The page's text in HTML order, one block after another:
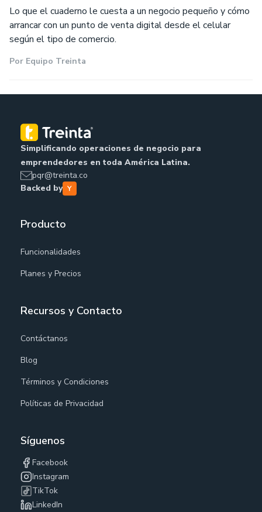
Lo que el cuaderno le cuesta a un negocio pequeño y cómo
arrancar con un punto de venta digital desde el celular
según el tipo de comercio.
Por Equipo Treinta
Simplificando operaciones de negocio para
emprendedores en toda América Latina.
pqr@treinta.co
Backed by
Producto
Funcionalidades
Planes y Precios
Recursos y Contacto
Contáctanos
Blog
Términos y Condiciones
Políticas de Privacidad
Síguenos
Facebook
Instagram
TikTok
LinkedIn